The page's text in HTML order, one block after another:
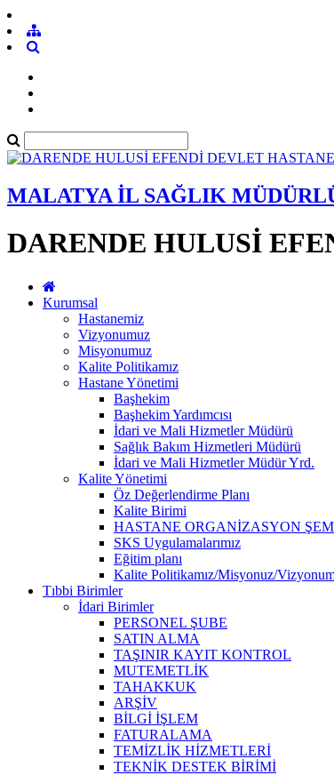
MALATYA İL SAĞLIK
DARENDE HULUSİ
Kurumsal
Hastanemiz
Vizyonumuz
Misyonumuz
Kalite Politikamız
Hastane Yönetimi
Başhekim
Başhekim Yardımcısı
İdari ve Mali Hizmetler Müdürü
Sağlık Bakım Hizmetleri Müdürü
İdari ve Mali Hizmetler Müdür Yrd.
Kalite Yönetimi
Öz Değerlendirme Planı
Kalite Birimi
HASTANE ORGANİZASYON
SKS Uygulamalarımız
Eğitim planı
Kalite Politikamız/Misyonuz/
Tıbbi Birimler
İdari Birimler
PERSONEL ŞUBE
SATIN ALMA
TAŞINIR KAYIT KONTROL
MUTEMETLİK
TAHAKKUK
ARŞİV
BİLGİ İŞLEM
FATURALAMA
TEMİZLİK HİZMETLERİ
TEKNİK DESTEK BİRİMİ